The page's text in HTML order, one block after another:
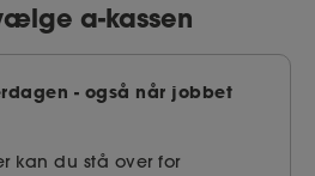
a-kassen
- også når jobbet
kan du stå over for